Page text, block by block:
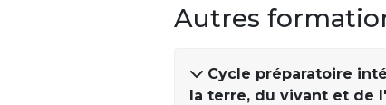
Autres
Cycle préparatoire
la terre, du vivant et de